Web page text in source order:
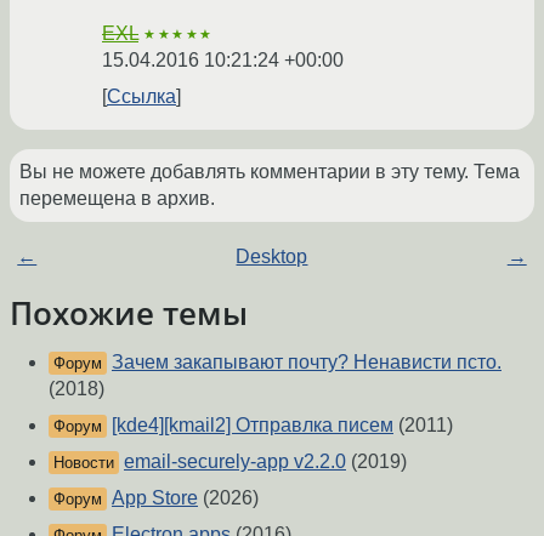
EXL ★★★★★
15.04.2016 10:21:24 +00:00
Ссылка
Вы не можете добавлять комментарии в эту тему. Тема
перемещена в архив.
← Desktop →
Похожие темы
Форум Зачем закапывают почту? Ненависти псто.
(2018)
Форум [kde4][kmail2] Отправлка писем (2011)
Новости email-securely-app v2.2.0 (2019)
Форум App Store (2026)